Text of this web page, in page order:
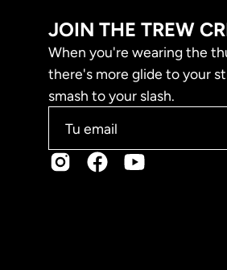
JOIN THE TREW
When you're wearing the
there's more glide to your
smash to your slash.